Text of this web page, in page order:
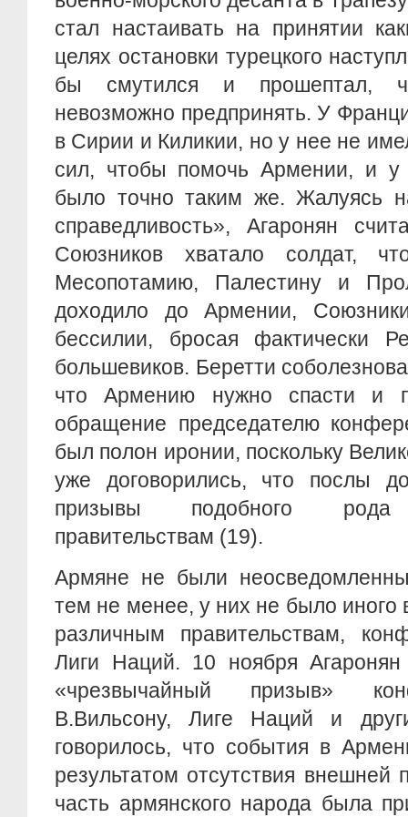
стал настаивать на принятии
целях остановки турецкого
бы смутился и прошептал,
невозможно предпринять. У
в Сирии и Киликии, но у нее не
сил, чтобы помочь Армении, и у
было точно таким же. Жалуясь
справедливость», Агаронян
Союзников хватало солдат,
Месопотамию, Палестину и
доходило до Армении,
бессилии, бросая фактически
большевиков. Беретти
что Армению нужно спасти и
обращение председателю
был полон иронии, поскольку
уже договорились, что послы
призывы подобного рода
правительствам (19).
Армяне не были
тем не менее, у них не было иного
различным правительствам,
Лиги Наций. 10 ноября
«чрезвычайный призыв»
В.Вильсону, Лиге Наций и
говорилось, что события в
результатом отсутствия внешней
часть армянского народа была